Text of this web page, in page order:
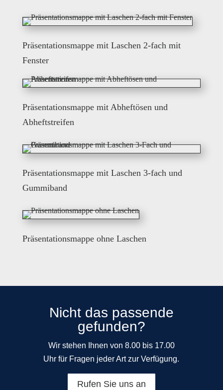
Präsentationsmappe mit Laschen 2-fach mit
Fenster
Präsentationsmappe mit Abheftösen und
Abheftstreifen
Präsentationsmappe mit Laschen 3-fach und
Gummiband
Präsentationsmappe ohne Laschen
Nicht das passende
gefunden?
Wir stehen Ihnen von 8.00 bis 17.00
Uhr für Fragen jeder Art zur Verfügung.
Rufen Sie uns an